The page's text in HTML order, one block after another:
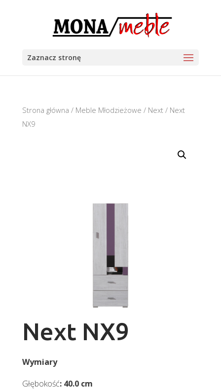
Zaznacz stronę
Strona główna / Meble Młodzieżowe / Next/ Next
NX9
Next NX9
Wymiary
Głębokość: 40.0 cm